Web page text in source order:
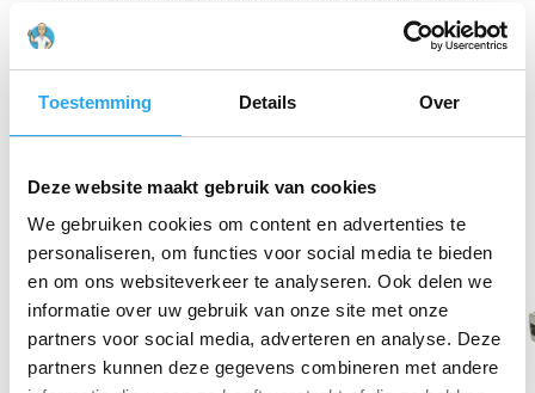
Toestemming Details Over
Deze website maakt gebruik van cookies
We gebruiken cookies om content en advertenties te
personaliseren, om functies voor social media te bieden
en om ons websiteverkeer te analyseren. Ook delen we
informatie over uw gebruik van onze site met onze
partners voor social media, adverteren en analyse. Deze
partners kunnen deze gegevens combineren met andere
gereedschap is voor professionele schoonmakers die
streven naar optimale resultaten in elke situatie.